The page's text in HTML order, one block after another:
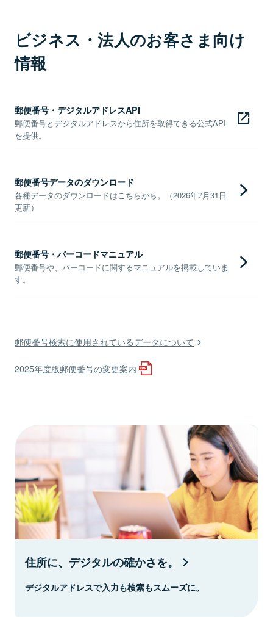
ビジネス・法人のお客さま向け
情報
郵便番号・デジタルアドレスAPI
郵便番号とデジタルアドレスから住所を取得できる公式API
を提供。
郵便番号データのダウンロード
各種データのダウンロードはこちらから。（2026年7月31日
更新）
郵便番号・バーコードマニュアル
郵便番号や、バーコードに関するマニュアルを掲載していま
す。
郵便番号検索に使用されているデータについて
2025年度版郵便番号の変更案内
住所に、デジタルの確かさを。
デジタルアドレスで入力も検索もスムーズに。